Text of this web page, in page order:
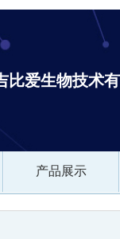
比爱生物技术
产品展示